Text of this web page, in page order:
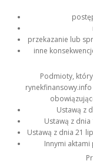
przekazanie lub
inne
Podmioty,
Ustawą z
Ustawą z
Ustawą z dnia 21
Innymi